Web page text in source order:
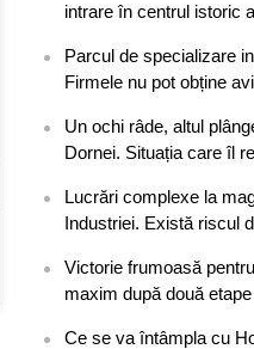
intrare în centrul istoric
Parcul de specializare
Firmele nu pot obține
Un ochi râde, altul
Dornei. Situația care îl
Lucrări complexe la
Industriei. Există riscul
Victorie frumoasă
maxim după două etape
Ce se va întâmpla cu